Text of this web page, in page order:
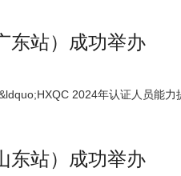
东站）成功举办
2024年认证人员能力
东站）成功举办